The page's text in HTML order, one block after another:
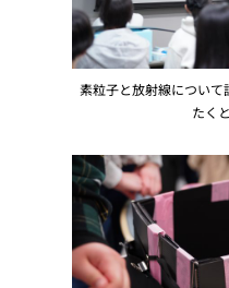
素粒子と放射線について
たく